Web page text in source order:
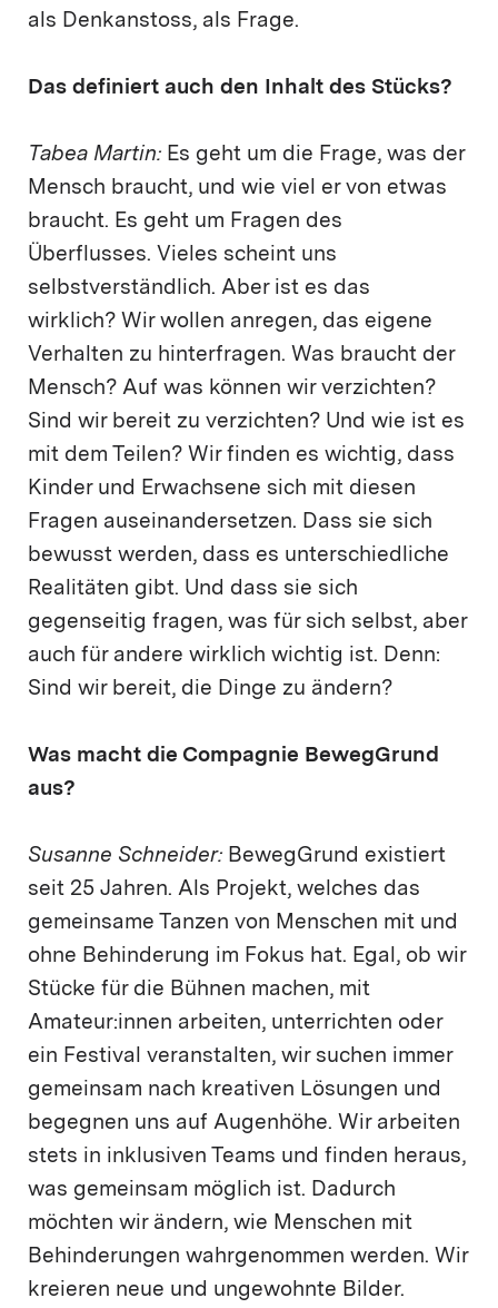
als Denkanstoss, als Frage.
Das definiert auch den Inhalt des Stücks?
Tabea Martin: Es geht um die Frage, was der
Mensch braucht, und wie viel er von etwas
braucht. Es geht um Fragen des
Überflusses. Vieles scheint uns
selbstverständlich. Aber ist es das
wirklich? Wir wollen anregen, das eigene
Verhalten zu hinterfragen. Was braucht der
Mensch? Auf was können wir verzichten?
Sind wir bereit zu verzichten? Und wie ist es
mit dem Teilen? Wir finden es wichtig, dass
Kinder und Erwachsene sich mit diesen
Fragen auseinandersetzen. Dass sie sich
bewusst werden, dass es unterschiedliche
Realitäten gibt. Und dass sie sich
gegenseitig fragen, was für sich selbst, aber
auch für andere wirklich wichtig ist. Denn:
Sind wir bereit, die Dinge zu ändern?
Was macht die Compagnie BewegGrund
aus?
Susanne Schneider: BewegGrund existiert
seit 25 Jahren. Als Projekt, welches das
gemeinsame Tanzen von Menschen mit und
ohne Behinderung im Fokus hat. Egal, ob wir
Stücke für die Bühnen machen, mit
Amateur:innen arbeiten, unterrichten oder
ein Festival veranstalten, wir suchen immer
gemeinsam nach kreativen Lösungen und
begegnen uns auf Augenhöhe. Wir arbeiten
stets in inklusiven Teams und finden heraus,
was gemeinsam möglich ist. Dadurch
möchten wir ändern, wie Menschen mit
Behinderungen wahrgenommen werden. Wir
kreieren neue und ungewohnte Bilder.